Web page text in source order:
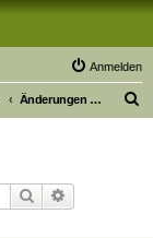
Anmelden
Änderungen 2022
Suche